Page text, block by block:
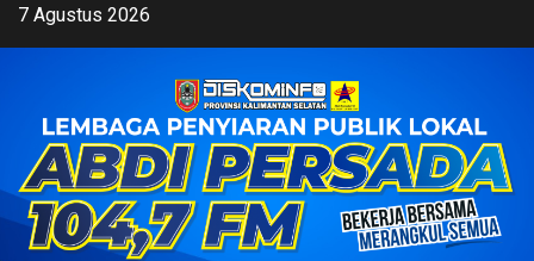
Skip7 Agustus 2026